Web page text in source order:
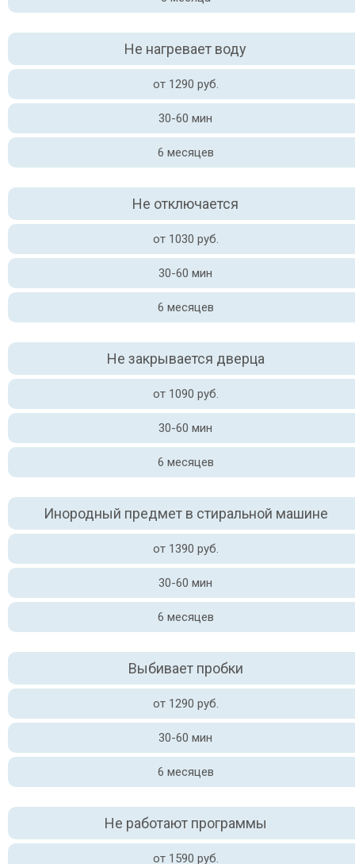
Не нагревает воду
от 1290 руб.
30-60 мин
6 месяцев
Не отключается
от 1030 руб.
30-60 мин
6 месяцев
Не закрывается дверца
от 1090 руб.
30-60 мин
6 месяцев
Инородный предмет в стиральной машине
от 1390 руб.
30-60 мин
6 месяцев
Выбивает пробки
от 1290 руб.
30-60 мин
6 месяцев
Не работают программы
от 1590 руб.